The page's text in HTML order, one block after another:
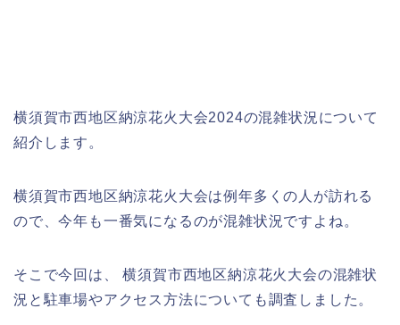
横須賀市西地区納涼花火大会2024の混雑状況について
紹介します。
横須賀市西地区納涼花火大会は例年多くの人が訪れる
ので、今年も一番気になるのが混雑状況ですよね。
そこで今回は、 横須賀市西地区納涼花火大会の混雑状
況と駐車場やアクセス方法についても調査しました。